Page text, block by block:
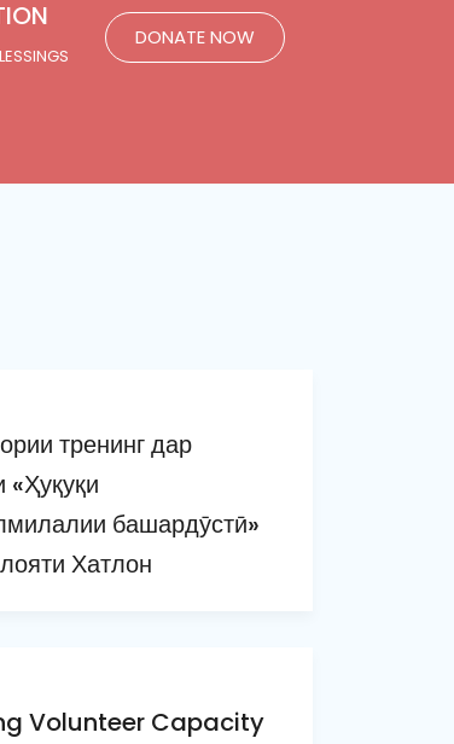
DONATE NOW
тренинг дар
«Ҳуқуқи
башардӯстӣ»
Хатлон
Volunteer Capacity